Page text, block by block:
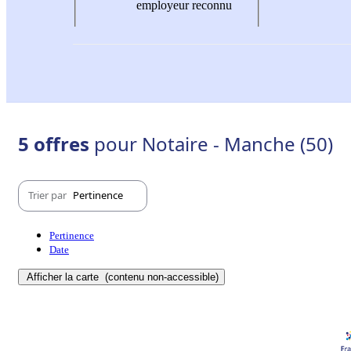
employeur reconnu
5 offres pour Notaire - Manche (50)
Trier par Pertinence
Pertinence
Date
Afficher la carte (contenu non-accessible)